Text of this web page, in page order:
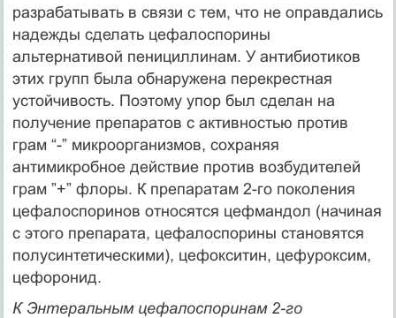
разрабатывать в связи с тем, что не оправдались
надежды сделать цефалоспорины
альтернативой пенициллинам. У антибиотиков
этих групп была обнаружена перекрестная
устойчивость. Поэтому упор был сделан на
получение препаратов с активностью против
грам “-” микроорганизмов, сохраняя
антимикробное действие против возбудителей
грам ”+” флоры. К препаратам 2-го поколения
цефалоспоринов относятся цефмандол (начиная
с этого препарата, цефалоспорины становятся
полусинтетическими), цефокситин, цефуроксим,
цефоронид.
К Энтеральным цефалоспоринам 2-го